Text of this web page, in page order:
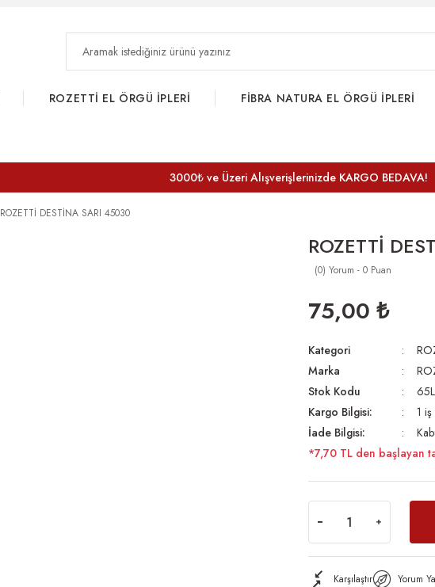
ROZETTİ EL ÖRGÜ İPLERİ FİBRA NATURA EL ÖRGÜ İPLERİ
3000₺ ve Üzeri Alışverişlerinizde KARGO BEDAVA!
ROZETTİ DESTİNA SARI 45030
ROZETTİ
(0) Yorum - 0 Puan
75,00 ₺
Kategori
Marka
Stok Kodu
Kargo Bilgisi:
1
İade Bilgisi:
*7,70 TL den başlayan
Karşılaştır Yorum